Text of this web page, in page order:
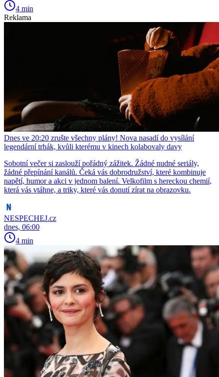
4 min
Reklama
Dnes ve 20:20 zrušte všechny plány! Nova nasadí do vysílání
legendární trhák, kvůli kterému v kinech kolabovaly davy
Sobotní večer si zaslouží pořádný zážitek. Žádné nudné seriály,
žádné přepínání kanálů. Čeká vás dobrodružství, které kombinuje
napětí, humor a akci v jednom balení. Velkofilm s hereckou chemií,
která vás vtáhne, a triky, které vás donutí zírat na obrazovku.
NESPECHEJ.cz
dnes, 06:00
4 min